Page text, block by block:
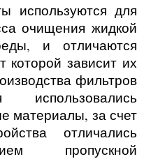
используются для
очищения жидкой
и отличаются
зависит их
фильтров
использовались
материалы, за счет
отличались
пропускной